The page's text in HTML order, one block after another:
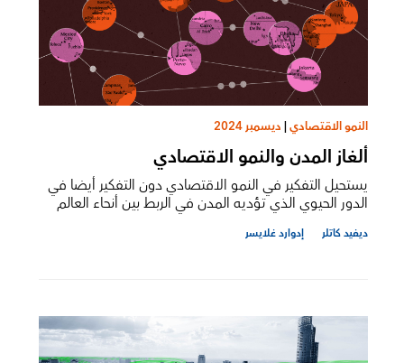
النمو الاقتصادي|ديسمبر 2024
ألغاز المدن والنمو الاقتصادي
يستحيل التفكير في النمو الاقتصادي دون التفكير أيضا في
الدور الحيوي الذي تؤديه المدن في الربط بين أنحاء العالم
ديفيد كاتلر إدوارد غلايسر